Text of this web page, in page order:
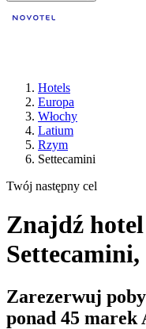
Hotels
Europa
Włochy
Latium
Rzym
Settecamini
Twój następny cel
Znajdź
Zarezerwuj
ponad 45 marek